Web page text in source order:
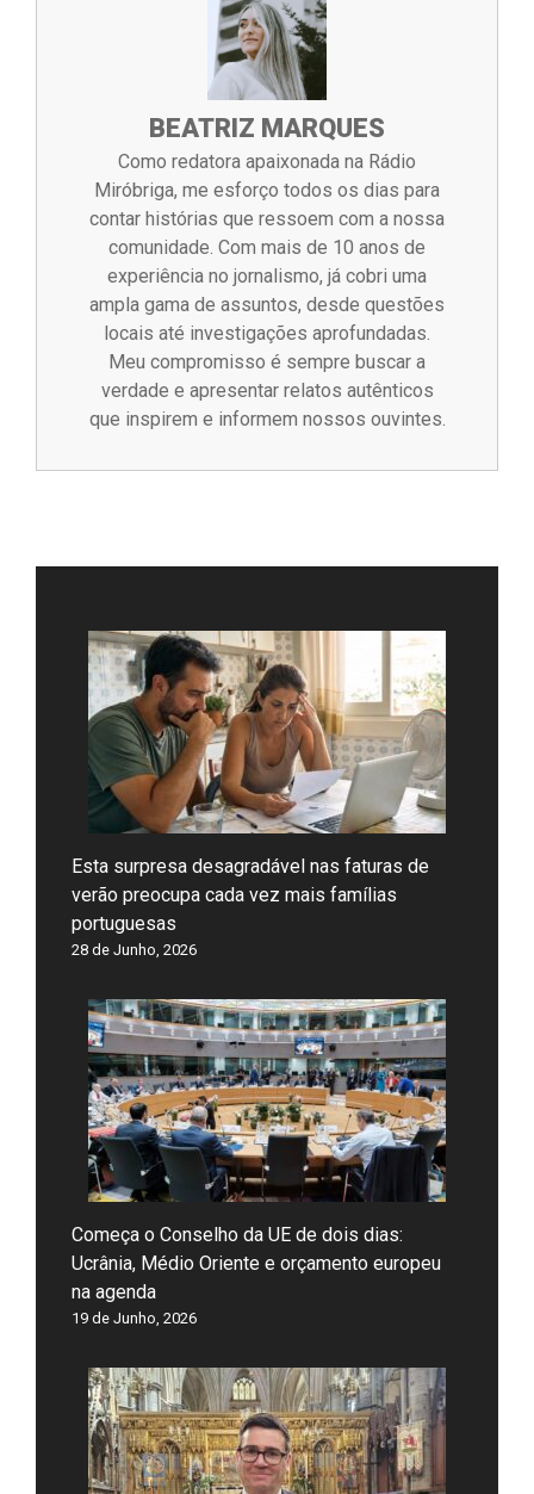
BEATRIZ MARQUES
Como redatora apaixonada na Rádio
Miróbriga, me esforço todos os dias para
contar histórias que ressoem com a nossa
comunidade. Com mais de 10 anos de
experiência no jornalismo, já cobri uma
ampla gama de assuntos, desde questões
locais até investigações aprofundadas.
Meu compromisso é sempre buscar a
verdade e apresentar relatos autênticos
que inspirem e informem nossos ouvintes.
Esta surpresa desagradável nas faturas de
verão preocupa cada vez mais famílias
portuguesas
28 de Junho, 2026
Começa o Conselho da UE de dois dias:
Ucrânia, Médio Oriente e orçamento europeu
na agenda
19 de Junho, 2026